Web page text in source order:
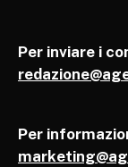
Per inviare i
Per